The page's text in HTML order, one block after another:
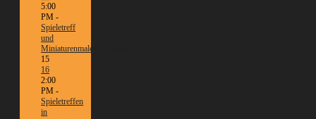
5:00
PM -
Spieletreff
und
Miniaturenmalen/Tabletop
15
16
2:00
PM -
Spieletreffen
in